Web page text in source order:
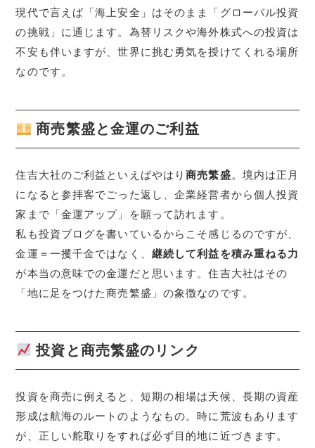
現代で言えば「海上安全」はそのまま「グローバル投資
の挑戦」に通じます。為替リスクや海外株式への投資は
不安も伴いますが、世界に挑む勇気を授けてくれる場所
なのです。
商売繁盛と金運のご利益
住吉大社のご利益といえばやはり商売繁盛。境内は正月
になると参拝客でごった返し、企業経営者から個人投資
家まで「金運アップ」を願って訪れます。
私も投資ブログを書いているからこそ感じるのですが、
金運＝一攫千金ではなく、 継続して利益を積み重ねる力
が本当の意味での金運だと思います。住吉大社はその
「地に足をつけた商売繁盛」の象徴なのです。
投資と商売繁盛のリンク
投資を商売に例えると、短期の相場は天候、長期の資産
形成は航海のルートのようなもの。時に荒波もあります
が、正しい舵取りをすれば必ず目的地に近づきます。